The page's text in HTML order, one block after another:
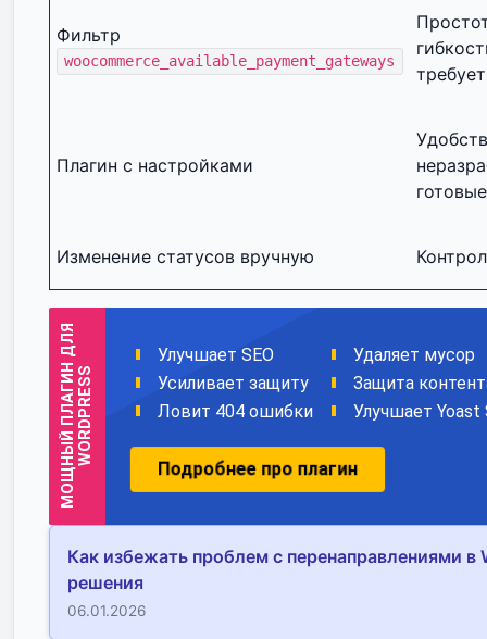
Фильтр
woocommerce_available_payment_gateways
Плагин с настройками
Изменение статусов вручную
Как избежать проблем с перенаправлениями в
решения
06.01.2026